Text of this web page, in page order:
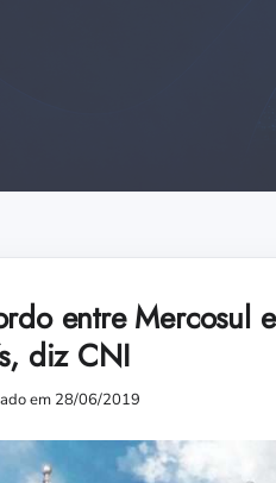
entre Mercosul
diz CNI
em 28/06/2019